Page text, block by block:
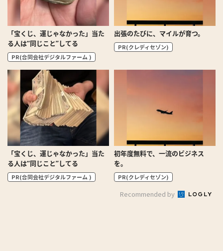
「宝くじ、運じゃなかった」当た
る人は“同じこと”してる
PR(合同会社デジタルファーム )
出張のたびに、マイルが育つ。
PR(クレディセゾン)
「宝くじ、運じゃなかった」当た
る人は“同じこと”してる
PR(合同会社デジタルファーム )
初年度無料で、一流のビジネス
を。
PR(クレディセゾン)
Recommended by